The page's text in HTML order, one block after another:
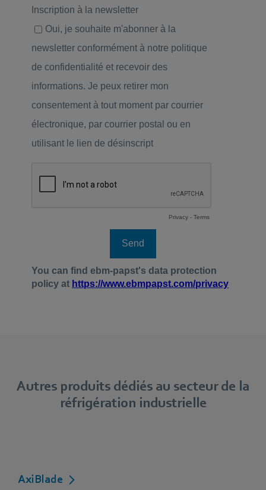
Autres produits dédiés au secteur de la
réfrigération industrielle
AxiBlade